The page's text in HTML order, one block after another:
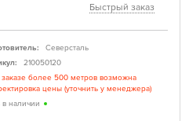
Быстрый заказ
Северсталь
210050120
более 500 метров возможна
цены (уточнить у менеджера)
в наличии